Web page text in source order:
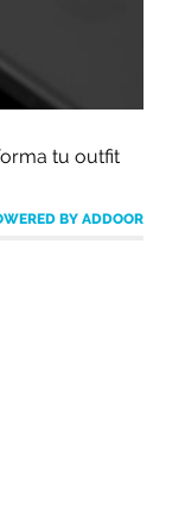
tu outfit
BY ADDOOR